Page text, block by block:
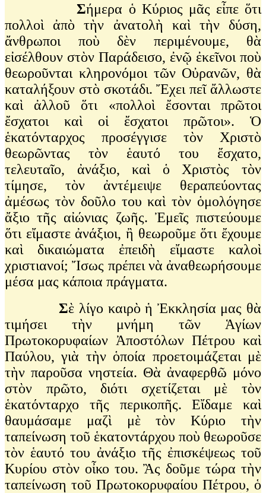
Σήμερα ὁ Κύριος μᾶς εἶπε ὅτι
πολλοὶ ἀπὸ τὴν ἀνατολὴ καὶ τὴν δύση,
ἄνθρωποι ποὺ δὲν περιμένουμε, θὰ
εἰσέλθουν στὸν Παράδεισο, ἐνῷ ἐκεῖνοι ποὺ
θεωροῦνται κληρονόμοι τῶν Οὐρανῶν, θὰ
καταλήξουν στὸ σκοτάδι. Ἔχει πεῖ ἄλλωστε
καὶ ἀλλοῦ ὅτι «πολλοὶ ἔσονται πρῶτοι
ἔσχατοι καὶ οἱ ἔσχατοι πρῶτοι». Ὁ
ἑκατόνταρχος προσέγγισε τὸν Χριστὸ
θεωρῶντας τὸν ἑαυτό του ἔσχατο,
τελευταῖο, ἀνάξιο, καὶ ὁ Χριστὸς τὸν
τίμησε, τὸν ἀντέμειψε θεραπεύοντας
ἀμέσως τὸν δοῦλο του καὶ τὸν ὁμολόγησε
ἄξιο τῆς αἰώνιας ζωῆς. Ἐμεῖς πιστεύουμε
ὅτι εἴμαστε ἀνάξιοι, ἢ θεωροῦμε ὅτι ἔχουμε
καὶ δικαιώματα ἐπειδὴ εἴμαστε καλοὶ
χριστιανοί; Ἴσως πρέπει νὰ ἀναθεωρήσουμε
μέσα μας κάποια πράγματα.
Σὲ λίγο καιρὸ ἡ Ἐκκλησία μας θὰ
τιμήσει τὴν μνήμη τῶν Ἁγίων
Πρωτοκορυφαίων Ἀποστόλων Πέτρου καὶ
Παύλου, γιὰ τὴν ὁποία προετοιμάζεται μὲ
τὴν παροῦσα νηστεία. Θὰ ἀναφερθῶ μόνο
στὸν πρῶτο, διότι σχετίζεται μὲ τὸν
ἑκατόνταρχο τῆς περικοπῆς. Εἴδαμε καὶ
θαυμάσαμε μαζὶ μὲ τὸν Κύριο τὴν
ταπείνωση τοῦ ἑκατοντάρχου ποὺ θεωροῦσε
τὸν ἑαυτό του ἀνάξιο τῆς ἐπισκέψεως τοῦ
Κυρίου στὸν οἶκο του. Ἂς δοῦμε τώρα τὴν
ταπείνωση τοῦ Πρωτοκορυφαίου Πέτρου, ὁ